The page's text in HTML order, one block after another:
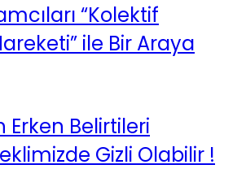
“Kolektif
ile Bir Araya
Erken Belirtileri
Gizli Olabilir !